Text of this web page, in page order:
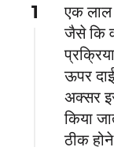
1
एक लाल
जैसे कि
ऊपर
अक्सर
किया
ठीक